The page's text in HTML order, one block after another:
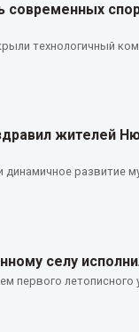
современных
технологичный
жителей
развитие
селу
первого летописного